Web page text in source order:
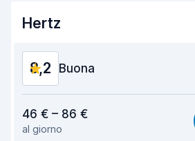
Hertz
8,2 Buona
Facile da trovare
46 € – 86 €
al giorno